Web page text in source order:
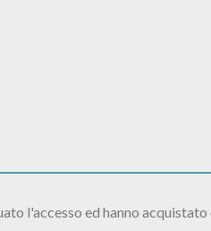
l'accesso ed hanno